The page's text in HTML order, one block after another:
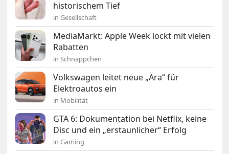
historischem Tief
in Gesellschaft
MediaMarkt: Apple Week lockt mit vielen
Rabatten
in Schnäppchen
Volkswagen leitet neue „Ära“ für
Elektroautos ein
in Mobilität
GTA 6: Dokumentation bei Netflix, keine
Disc und ein „erstaunlicher“ Erfolg
in Gaming